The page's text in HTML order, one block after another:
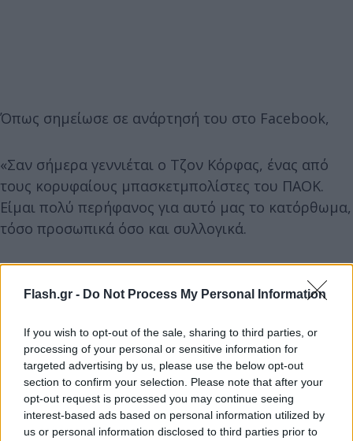
Flash.gr - Do Not Process My Personal Information
If you wish to opt-out of the sale, sharing to third parties, or
processing of your personal or sensitive information for
targeted advertising by us, please use the below opt-out
section to confirm your selection. Please note that after your
opt-out request is processed you may continue seeing
interest-based ads based on personal information utilized by
us or personal information disclosed to third parties prior to
Όπως σημείωσε σε ανάρτησή του στο Facebook,
«Σαν σήμερα γεννιέται ο Τζον Κόρφας, ένας από
τους κορυφαίους μπασκετμπολίστες του ΠΑΟΚ.
Είμαι πολύ περήφανος για αυτό μας το κατόρθωμα,
τόσο προσωπικά όσο και συλλογικά.